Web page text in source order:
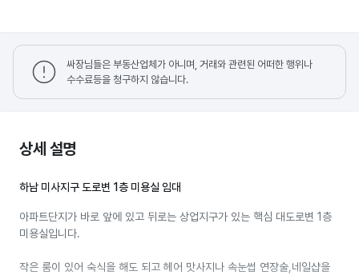
싸장님들은 부동산업체가 아니며, 거래와 관련된 어떠한 행위나
수수료등을 청구하지 않습니다.
상세 설명
하남 미사지구 도로변 1층 미용실 임대
아파트단지가 바로 앞에 있고 뒤로는 상업지구가 있는 핵심 대도로변 1층
미용실입니다.
작은 룸이 있어 숙식을 해도 되고 헤어 맛사지나 속눈썹 연장술,네일샵을